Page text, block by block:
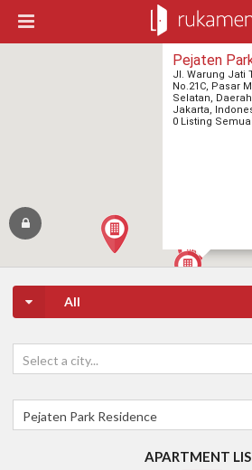
Pejaten
Jl. Warung Jati
No.21C, Pasar
Selatan,
Jakarta,
0 Listing Semua
All
Select a city...
Pejaten Park Residence
APARTMENT